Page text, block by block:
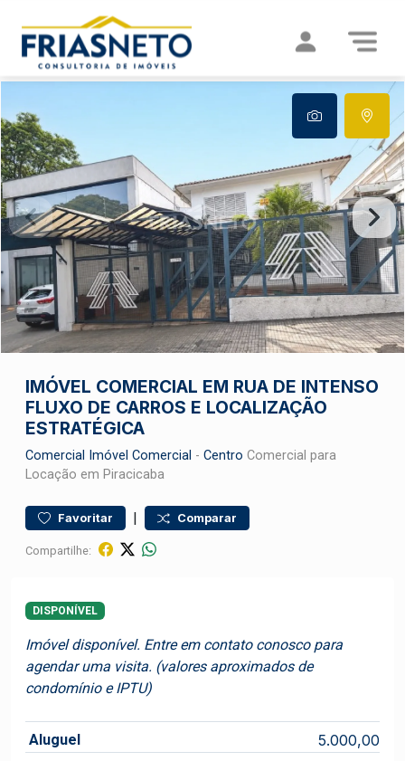
IMÓVEL COMERCIAL EM RUA DE INTENSO
FLUXO DE CARROS E LOCALIZAÇÃO
ESTRATÉGICA
Comercial Imóvel Comercial - Centro Comercial para
Locação em Piracicaba
Favoritar | Comparar
Compartilhe:
DISPONÍVEL
Imóvel disponível. Entre em contato conosco para
agendar uma visita. (valores aproximados de
condomínio e IPTU)
Aluguel 5.000,00